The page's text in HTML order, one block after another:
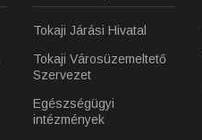
Tokaji Járási Hivatal
Tokaji Városüzemeltető
Szervezet
Egészségügyi
intézmények